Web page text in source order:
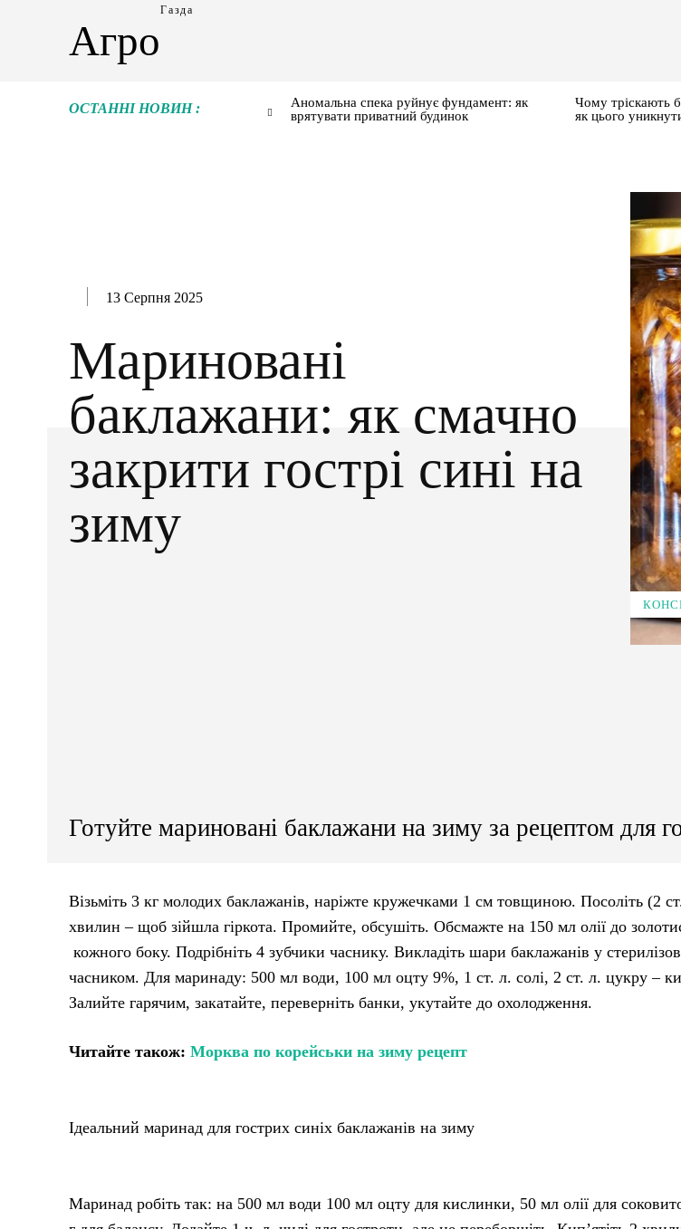
Агро
Газда
ОСТАННІ НОВИН :
Аномальна спека руйнує фундамент: як
врятувати приватний будинок
Чому тріскають
як цього
13 Серпня 2025
Мариновані
баклажани: як смачно
закрити гострі сині на
зиму
Готуйте мариновані баклажани на зиму за рецептом для
Візьміть 3 кг молодих баклажанів, наріжте кружечками 1 см товщиною. Посоліть (2
хвилин – щоб зійшла гіркота. Промийте, обсушіть. Обсмажте на 150 мл олії до
кожного боку. Подрібніть 4 зубчики часнику. Викладіть шари баклажанів у
часником. Для маринаду: 500 мл води, 100 мл оцту 9%, 1 ст. л. солі, 2 ст. л. цукру –
Залийте гарячим, закатайте, переверніть банки, укутайте до охолодження.
Читайте також: Морква по корейськи на зиму рецепт
Ідеальний маринад для гострих синіх баклажанів на зиму
Маринад робіть так: на 500 мл води 100 мл оцту для кислинки, 50 мл олії для